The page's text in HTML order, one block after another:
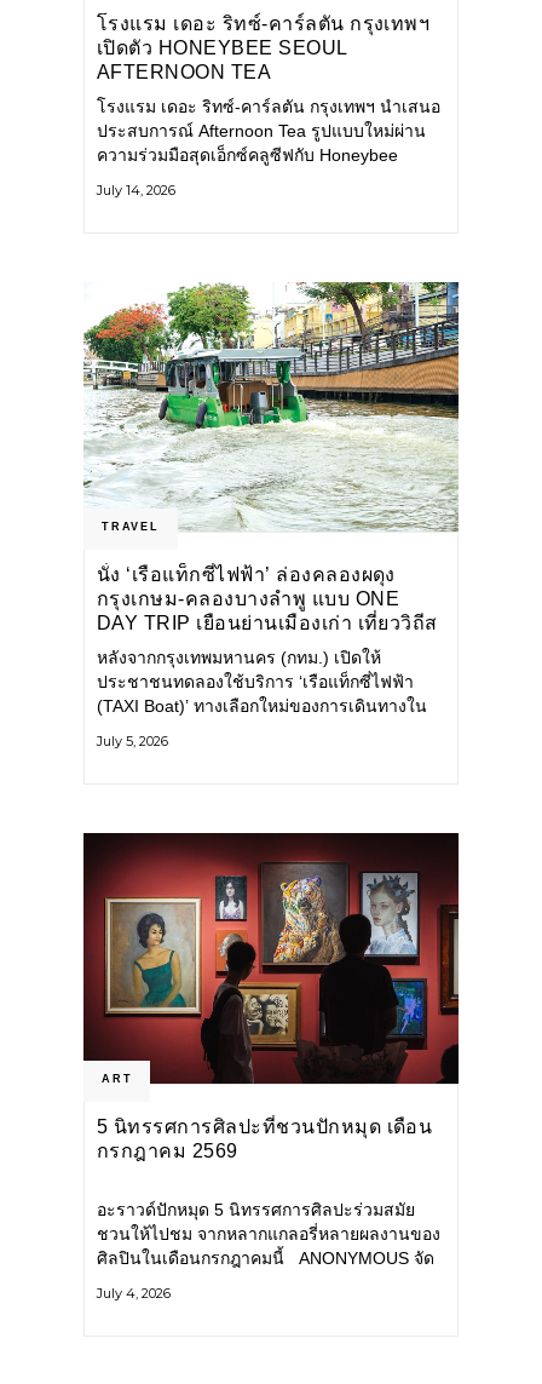
โรงแรม เดอะ ริทซ์-คาร์ลตัน กรุงเทพฯ
เปิดตัว HONEYBEE SEOUL
AFTERNOON TEA
COLLABORATION ณ คาเลโอ
(CALEŌ) ชวนสัมผัสเสน่ห์ของขนม
หวานร่วมสมัยจากกรุงโซล
โรงแรม เดอะ ริทซ์-คาร์ลตัน กรุงเทพฯ นำเสนอ
ประสบการณ์ Afternoon Tea รูปแบบใหม่ผ่าน
ความร่วมมือสุดเอ็กซ์คลูซีฟกับ Honeybee
ดังจากกรุงโซล นำโดยเชฟอึนจอง
July 14, 2026
TRAVEL
นั่ง ‘เรือแท็กซี่ไฟฟ้า’ ล่องคลองผดุง
กรุงเกษม-คลองบางลำพู แบบ ONE
DAY TRIP เยือนย่านเมืองเก่า เที่ยววิถีส
โลว์ไลฟ์แบบรักษ์โลก
หลังจากกรุงเทพมหานคร (กทม.) เปิดให้
ประชาชนทดลองใช้บริการ ‘เรือแท็กซี่ไฟฟ้า
(TAXI Boat)’ ทางเลือกใหม่ของการเดินทางใน
แวดล้อม ผ่านแอปพลิเคชัน MuvMi (มูฟมี)
July 5, 2026
ART
5 นิทรรศการศิลปะที่ชวนปักหมุด เดือน
กรกฎาคม 2569
อะราวด์ปักหมุด 5 นิทรรศการศิลปะร่วมสมัย
ชวนให้ไปชม จากหลากแกลอรี่หลายผลงานของ
ศิลปินในเดือนกรกฎาคมนี้ ANONYMOUS จัด
กลุ่ม Anonymous โดยมี นิ่ม
July 4, 2026